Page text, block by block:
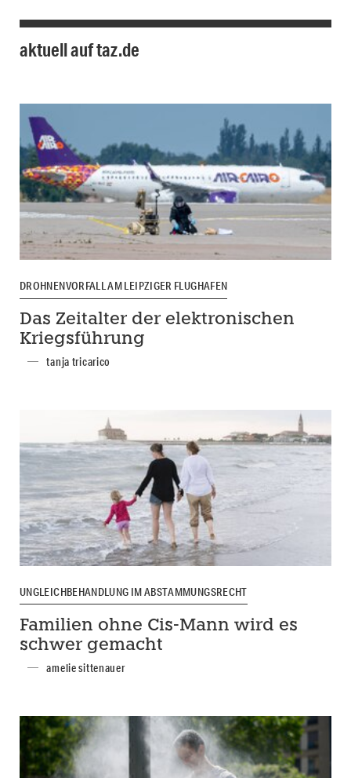
aktuell auf taz.de
DROHNENVORFALL AM LEIPZIGER FLUGHAFEN
Das Zeitalter der elektronischen
Kriegsführung
tanja tricarico
UNGLEICHBEHANDLUNG IM ABSTAMMUNGSRECHT
Familien ohne Cis-Mann wird es
schwer gemacht
amelie sittenauer